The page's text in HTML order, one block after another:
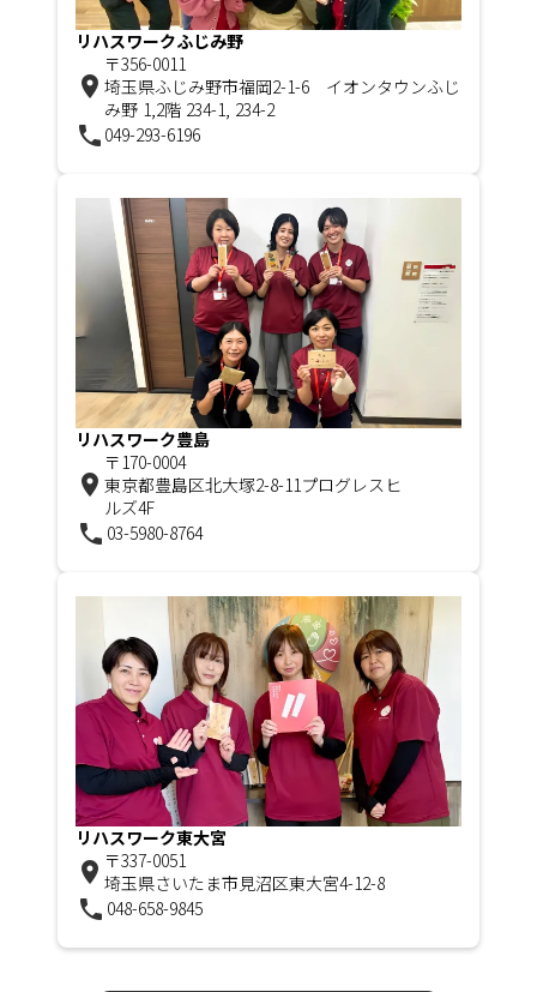
リハスワークふじみ野
room
〒356-0011
埼玉県ふじみ野市福岡2-1-6 イオンタウンふじ
み野 1,2階 234-1, 234-2
phone 049-293-6196
リハスワーク豊島
room
〒170-0004
東京都豊島区北大塚2-8-11プログレスヒ
ルズ4F
phone 03-5980-8764
リハスワーク東大宮
room 〒337-0051
埼玉県さいたま市見沼区東大宮4-12-8
phone 048-658-9845